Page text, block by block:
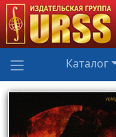
Каталог